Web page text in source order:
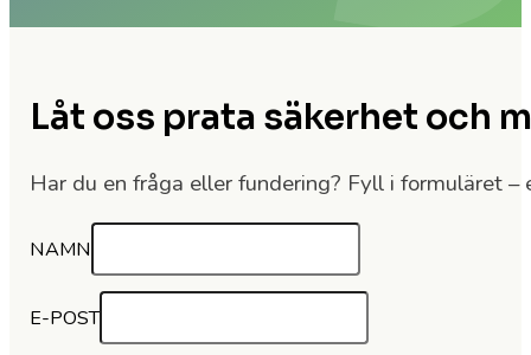
Låt oss prata säkerhet och
Har du en fråga eller fundering? Fyll i formuläret
NAMN
E-POST